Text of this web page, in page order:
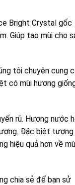
Bright Crystal gốc
Giúp tạo mùi cho
tôi chuyên cung
có mùi hương
rũ. Hương nước
Đặc biệt
hiệu quả hơn về
chia sẻ để bạn sử